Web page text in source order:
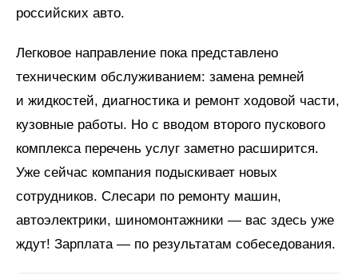
российских авто.
Легковое направление пока представлено
техническим обслуживанием: замена ремней
и жидкостей, диагностика и ремонт ходовой части,
кузовные работы. Но с вводом второго пускового
комплекса перечень услуг заметно расширится.
Уже сейчас компания подыскивает новых
сотрудников. Слесари по ремонту машин,
автоэлектрики, шиномонтажники — вас здесь уже
ждут! Зарплата — по результатам собеседования.